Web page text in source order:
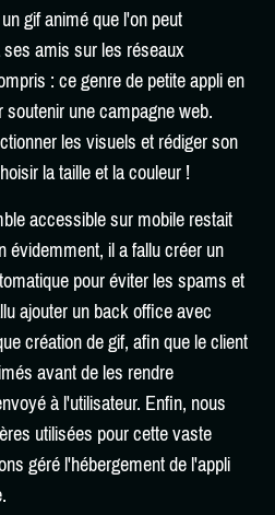
gif animé que l'on peut
amis sur les réseaux
: ce genre de petite appli en
une campagne web.
les visuels et rédiger son
la taille et la couleur !
accessible sur mobile restait
évidemment, il a fallu créer un
pour éviter les spams et
ajouter un back office avec
création de gif, afin que le client
avant de les rendre
à l'utilisateur. Enfin, nous
utilisées pour cette vaste
géré l'hébergement de l'appli